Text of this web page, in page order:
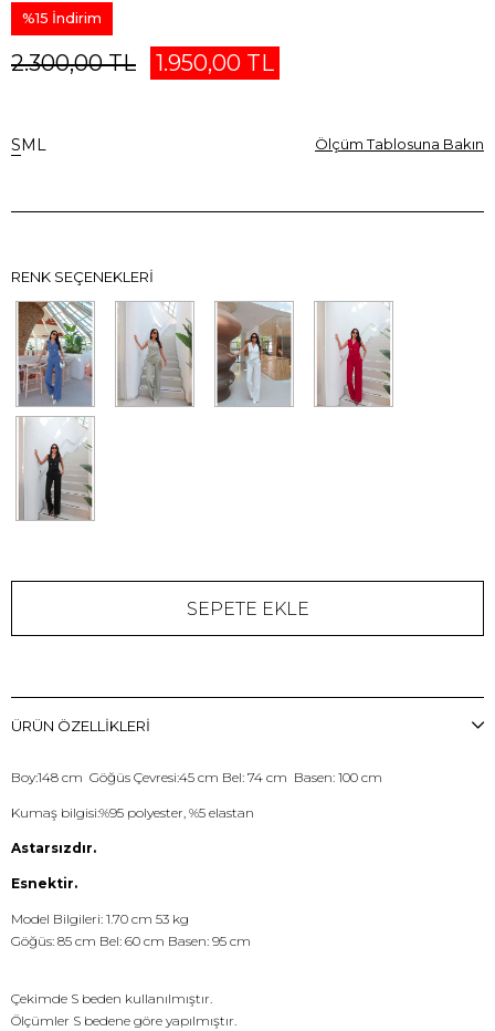
%15 İndirim
2.300,00 TL 1.950,00 TL
S M L Ölçüm Tablosuna Bakın
RENK SEÇENEKLERI
ÜRÜN ÖZELLIKLERI
Boy:148 cm Göğüs Çevresi:45 cm Bel: 74 cm Basen: 100 cm
Kumaş bilgisi:%95 polyester, %5 elastan
Astarsızdır.
Esnektir.
Model Bilgileri: 1.70 cm 53 kg
Göğüs: 85 cm Bel: 60 cm Basen: 95 cm
Çekimde S beden kullanılmıştır.
Ölçümler S bedene göre yapılmıştır.